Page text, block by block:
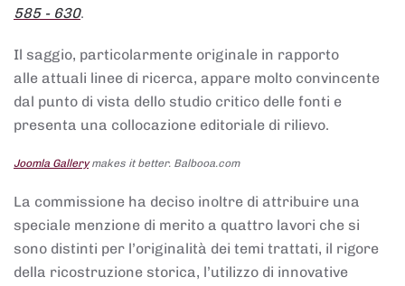
585 - 630.
Il saggio, particolarmente originale in rapporto
alle attuali linee di ricerca, appare molto convincente
dal punto di vista dello studio critico delle fonti e
presenta una collocazione editoriale di rilievo.
Joomla Gallerymakes it better. Balbooa.com
La commissione ha deciso inoltre di attribuire una
speciale menzione di merito a quattro lavori che si
sono distinti per l’originalità dei temi trattati, il rigore
della ricostruzione storica, l’utilizzo di innovative